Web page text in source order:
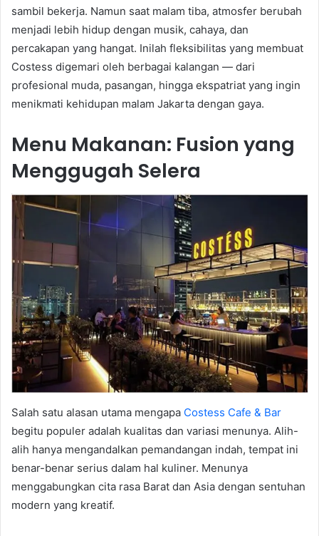
sambil bekerja. Namun saat malam tiba, atmosfer berubah
menjadi lebih hidup dengan musik, cahaya, dan
percakapan yang hangat. Inilah fleksibilitas yang membuat
Costess digemari oleh berbagai kalangan — dari
profesional muda, pasangan, hingga ekspatriat yang ingin
menikmati kehidupan malam Jakarta dengan gaya.
Menu Makanan: Fusion yang
Menggugah Selera
Salah satu alasan utama mengapa Costess Cafe & Bar
begitu populer adalah kualitas dan variasi menunya. Alih-
alih hanya mengandalkan pemandangan indah, tempat ini
benar-benar serius dalam hal kuliner. Menunya
menggabungkan cita rasa Barat dan Asia dengan sentuhan
modern yang kreatif.